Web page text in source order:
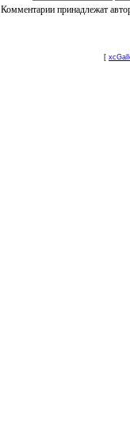
Комментарии принадлежат
[